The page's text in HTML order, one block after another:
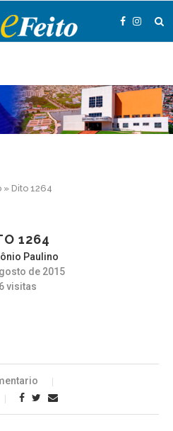
» Dito 1264
1264
Paulino
de 2015
visitas